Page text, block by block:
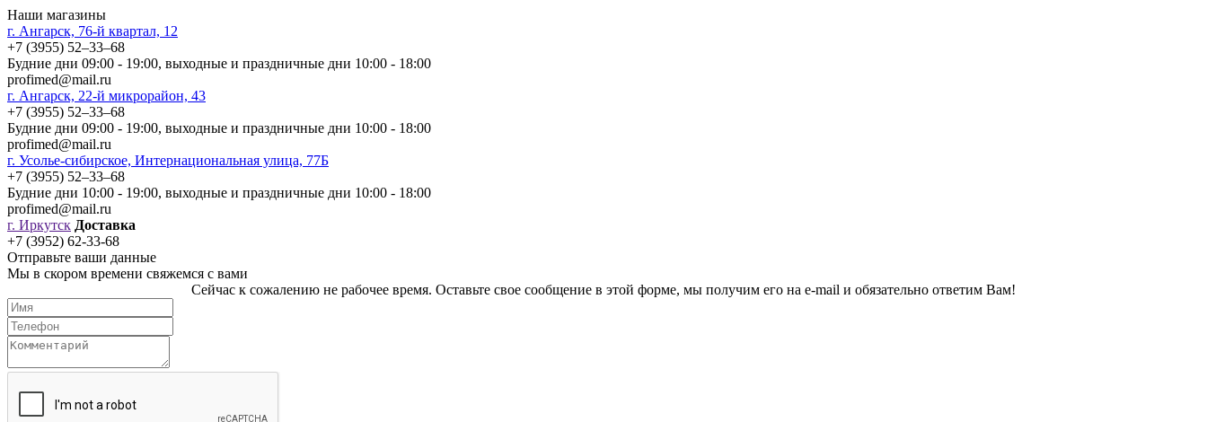
Наши магазины
г. Ангарск, 76-й квартал, 12
+7 (3955) 52‒33‒68
Будние дни 09:00 - 19:00, выходные и праздничные дни 10:00 - 18:00
profimed@mail.ru
г. Ангарск, 22-й микрорайон, 43
+7 (3955) 52‒33‒68
Будние дни 09:00 - 19:00, выходные и праздничные дни 10:00 - 18:00
profimed@mail.ru
г. Усолье-сибирское, Интернациональная улица, 77Б
+7 (3955) 52‒33‒68
Будние дни 10:00 - 19:00, выходные и праздничные дни 10:00 - 18:00
profimed@mail.ru
г. Иркутск Доставка
+7 (3952) 62-33-68
Отправьте ваши данные
Мы в скором времени свяжемся с вами
Сейчас к сожалению не рабочее время. Оставьте свое сообщение в этой форме, мы получим его на e-mail и обязательно ответим Вам!